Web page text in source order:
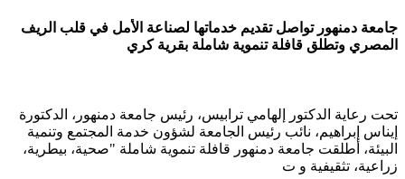
جامعة دمنهور تواصل تقديم خدماتها لصناعة الأمل في قلب الريف
المصري وتطلق قافلة تنموية شاملة بقرية كري
تحت رعاية الدكتور إلهامي ترابيس، رئيس جامعة دمنهور، الدكتورة
إيناس إبراهيم، نائب رئيس الجامعة لشؤون خدمة المجتمع وتنمية
البيئة، أطلقت جامعة دمنهور قافلة تنموية شاملة "صحية، بيطرية،
زراعية، تثقيفية و ت